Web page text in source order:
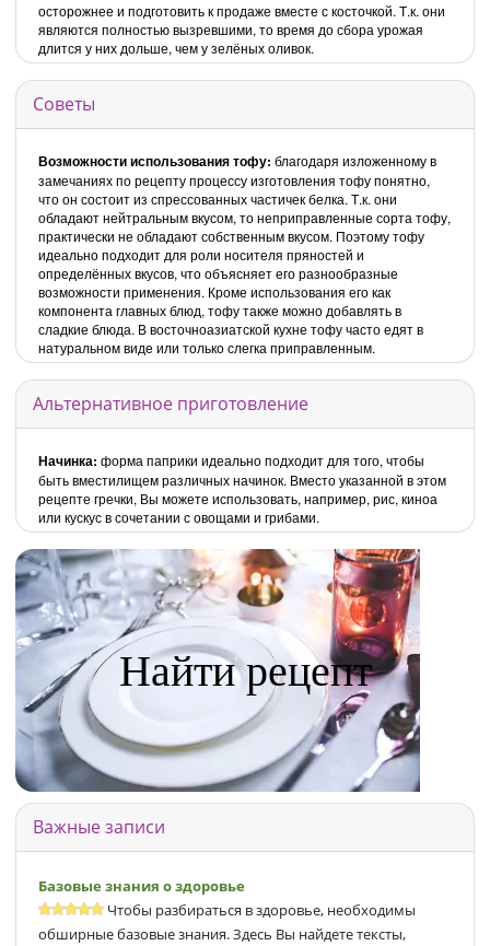
осторожнее и подготовить к продаже вместе с косточкой. Т.к. они
являются полностью вызревшими, то время до сбора урожая
длится у них дольше, чем у зелёных оливок.
Советы
Возможности использования тофу: благодаря изложенному в
замечаниях по рецепту процессу изготовления тофу понятно,
что он состоит из спрессованных частичек белка. Т.к. они
обладают нейтральным вкусом, то неприправленные сорта тофу,
практически не обладают собственным вкусом. Поэтому тофу
идеально подходит для роли носителя пряностей и
определённых вкусов, что объясняет его разнообразные
возможности применения. Кроме использования его как
компонента главных блюд, тофу также можно добавлять в
сладкие блюда. В восточноазиатской кухне тофу часто едят в
натуральном виде или только слегка приправленным.
Альтернативное приготовление
Начинка: форма паприки идеально подходит для того, чтобы
быть вместилищем различных начинок. Вместо указанной в этом
рецепте гречки, Вы можете использовать, например, рис, киноа
или кускус в сочетании с овощами и грибами.
Найти рецепт
Важные записи
Базовые знания о здоровье
Чтобы разбираться в здоровье, необходимы
обширные базовые знания. Здесь Вы найдете тексты,